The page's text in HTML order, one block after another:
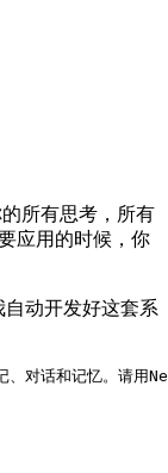
所有思考，所有
应用的时候，你
动开发好这套系
、对话和记忆。请